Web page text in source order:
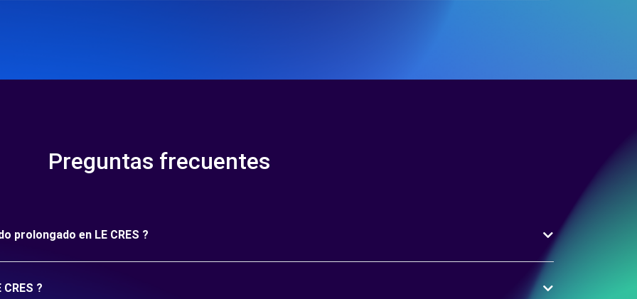
Preguntas frecuentes
prolongado en LE CRES ?
?